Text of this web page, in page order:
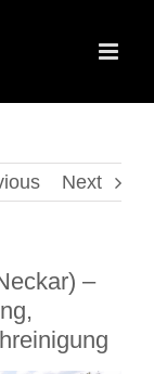
Next
–